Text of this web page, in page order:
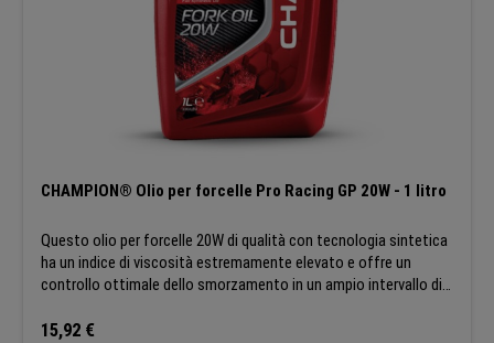
CHAMPION® Olio per forcelle Pro Racing GP 20W - 1 litro
Questo olio per forcelle 20W di qualità con tecnologia sintetica
ha un indice di viscosità estremamente elevato e offre un
controllo ottimale dello smorzamento in un ampio intervallo di
tua moto combinando lo spurgo rapido e la compatibilità con gli
Prezzo normale:
15,92 €